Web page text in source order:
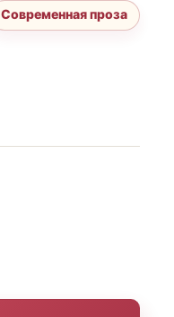
Современная проза